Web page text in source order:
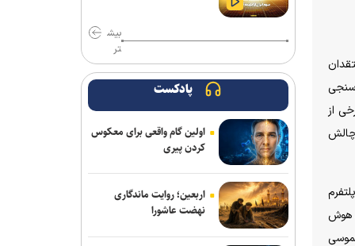
از
چالش
هوش
با مصرف زیاد پروتئین، بدن‌ خود را سریع‌تر
جادوی نرم‌افزار در دنیای خودروهای اسپرت
وقتی موسیقی ترسناک، لبخندها را هم
وحشتناک نشان می‌دهد
برنامه ما گسترش استفاده از هوش
مصنوعی در همه بخش‌های پست است
بیش
تر
پادکست
اولین گام واقعی برای معکوس
کردن پیری
اربعین؛ روایت ماندگاری
نهضت عاشورا